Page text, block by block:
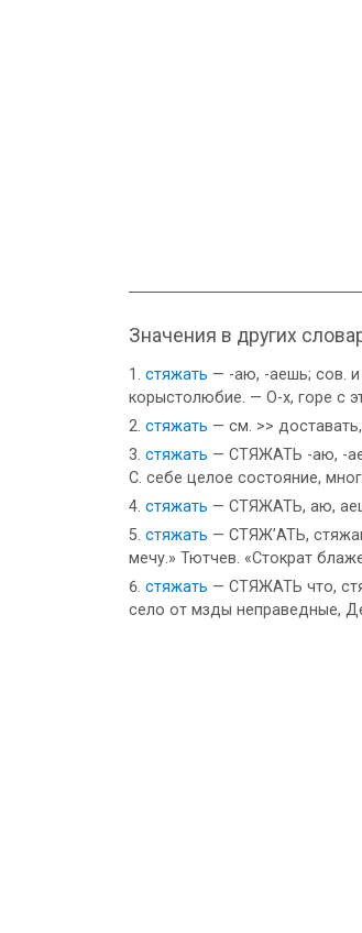
Значения в других
стяжать — -аю, -аешь; сов. и
корыстолюбие. — О-х, горе с
стяжать — см. >>
стяжать — СТЯЖАТЬ -аю, -
С. себе целое состояние,
стяжать — СТЯЖАТЬ, аю,
стяжать — СТЯЖ’АТЬ,
мечу.» Тютчев. «Стократ
стяжать — СТЯЖАТЬ что,
село от мзды неправедные,